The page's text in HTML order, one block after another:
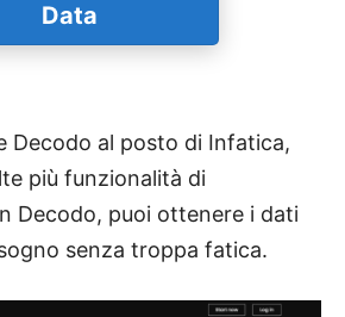
Data
Decodo al posto di Infatica,
più funzionalità di
Decodo, puoi ottenere i dati
senza troppa fatica.